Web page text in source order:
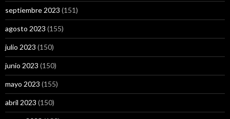
septiembre 2023 (151)
agosto 2023 (155)
julio 2023 (150)
junio 2023 (150)
mayo 2023 (155)
abril 2023 (150)